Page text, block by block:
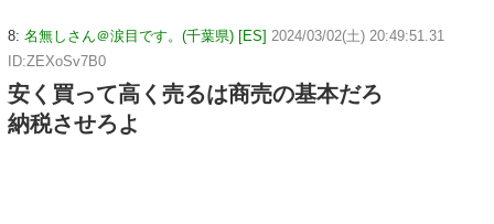
8: 名無しさん＠涙目です。(千葉県) [ES] 2024/03/02(土) 20:49:51.31
ID:ZEXoSv7B0
安く買って高く売るは商売の基本だろ
納税させろよ